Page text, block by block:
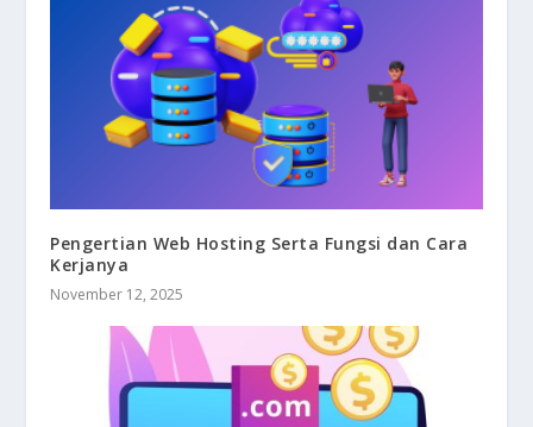
Pengertian Web Hosting Serta Fungsi dan Cara
Kerjanya
November 12, 2025